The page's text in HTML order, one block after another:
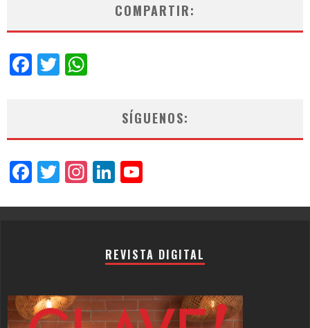
COMPARTIR:
Facebook
Twitter
SÍGUENOS:
Facebook
Twitter
Instagram
LinkedIn
REVISTA DIGITAL